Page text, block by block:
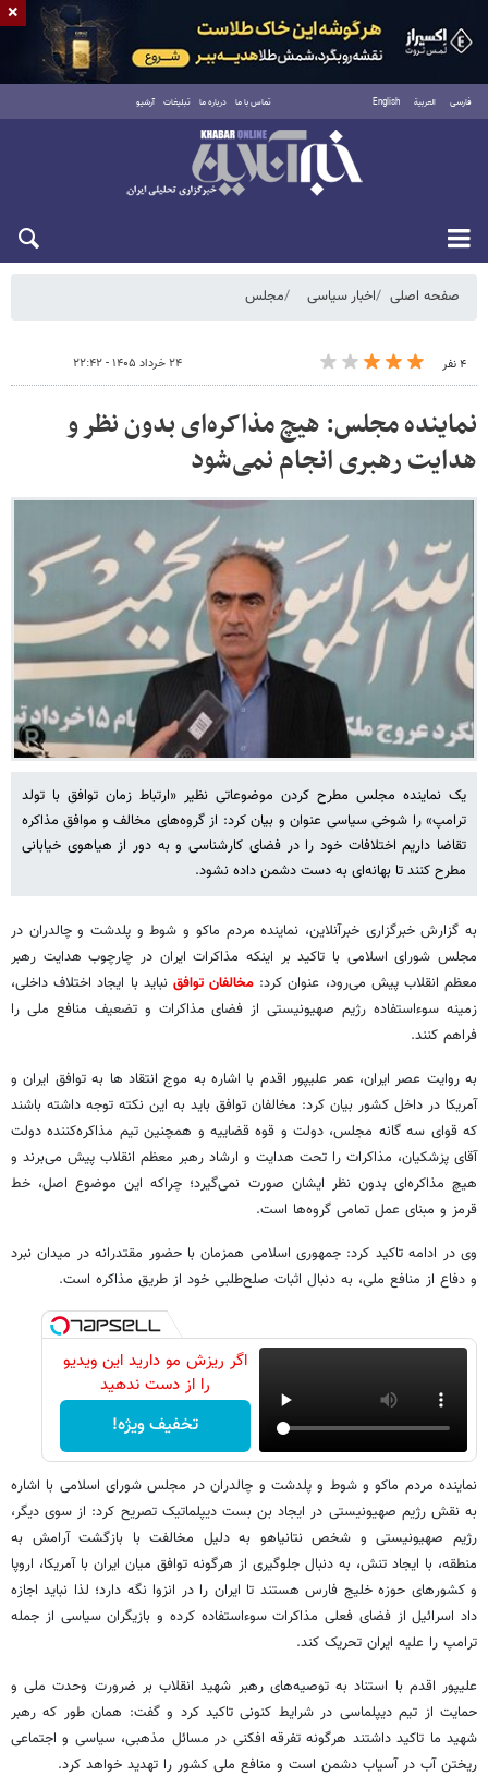
فارسی العربية English تماس با ما درباره ما تبلیغات آرشیو
شنبه ۱۷ مرداد ۱۴۰۵
صفحه اصلی اخبار سیاسی مجلس
۴ نفر ۲۴ خرداد ۱۴۰۵ - ۲۲:۴۲
نماینده مجلس: هیچ مذاکره‌ای بدون نظر و
هدایت رهبری انجام نمی‌شود
یک نماینده مجلس مطرح کردن موضوعاتی نظیر «ارتباط زمان توافق با تولد
ترامپ» را شوخی‌ سیاسی عنوان و بیان کرد: از گروه‌های مخالف و موافق مذاکره
تقاضا داریم اختلافات خود را در فضای کارشناسی و به دور از هیاهوی خیابانی
مطرح کنند تا بهانه‌ای به دست دشمن داده نشود.
به گزارش خبرگزاری خبرآنلاین، نماینده مردم ماکو و شوط و پلدشت و چالدران در
مجلس شورای اسلامی با تاکید بر اینکه مذاکرات ایران در چارچوب هدایت رهبر
معظم انقلاب پیش می‌رود، عنوان کرد: مخالفان توافق نباید با ایجاد اختلاف داخلی،
زمینه سوءاستفاده رژیم صهیونیستی از فضای مذاکرات و تضعیف منافع ملی را
فراهم کنند.
به روایت عصر ایران، عمر علیپور اقدم با اشاره به موج انتقاد ها به توافق ایران و
آمریکا در داخل کشور بیان کرد: مخالفان توافق باید به این نکته توجه داشته باشند
که قوای سه گانه مجلس، دولت و قوه قضاییه و همچنین تیم مذاکره‌کننده دولت
آقای پزشکیان، مذاکرات را تحت هدایت و ارشاد رهبر معظم انقلاب پیش می‌برند و
هیچ مذاکره‌ای بدون نظر ایشان صورت نمی‌گیرد؛ چراکه این موضوع اصل، خط
قرمز و مبنای عمل تمامی گروه‌ها است.
وی در ادامه تاکید کرد: جمهوری اسلامی همزمان با حضور مقتدرانه در میدان نبرد
و دفاع از منافع ملی، به دنبال اثبات صلح‌طلبی خود از طریق مذاکره است.
اگر ریزش مو دارید این ویدیو
را از دست ندهید
تخفیف ویژه!
نماینده مردم ماکو و شوط و پلدشت و چالدران در مجلس شورای اسلامی با اشاره
به نقش رژیم صهیونیستی در ایجاد بن بست دیپلماتیک تصریح کرد: از سوی دیگر،
رژیم صهیونیستی و شخص نتانیاهو به دلیل مخالفت با بازگشت آرامش به
منطقه، با ایجاد تنش، به دنبال جلوگیری از هرگونه توافق میان ایران با آمریکا، اروپا
و کشورهای حوزه خلیج فارس هستند تا ایران را در انزوا نگه دارد؛ لذا نباید اجازه
داد اسرائیل از فضای فعلی مذاکرات سوءاستفاده کرده و بازیگران سیاسی از جمله
ترامپ را علیه ایران تحریک کند.
علیپور اقدم با استناد به توصیه‌های رهبر شهید انقلاب بر ضرورت وحدت ملی و
حمایت از تیم دیپلماسی در شرایط کنونی تاکید کرد و گفت: همان طور که رهبر
شهید ما تاکید داشتند هرگونه تفرقه ‌افکنی در مسائل مذهبی، سیاسی و اجتماعی
ریختن آب در آسیاب دشمن است و منافع ملی کشور را تهدید خواهد کرد.
×